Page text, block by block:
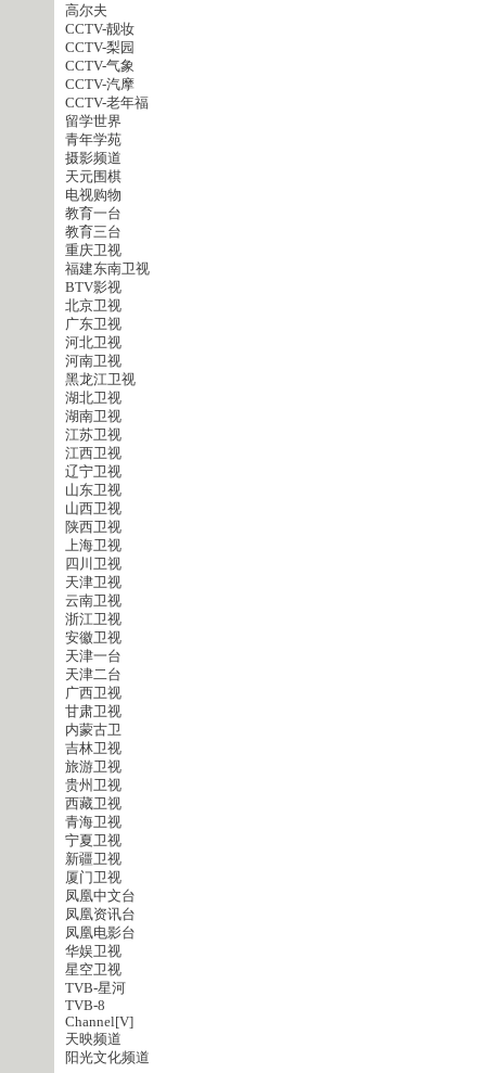
高尔夫
CCTV-靓妆
CCTV-梨园
CCTV-气象
CCTV-汽摩
CCTV-老年福
留学世界
青年学苑
摄影频道
天元围棋
电视购物
教育一台
教育三台
重庆卫视
福建东南卫视
BTV影视
北京卫视
广东卫视
河北卫视
河南卫视
黑龙江卫视
湖北卫视
湖南卫视
江苏卫视
江西卫视
辽宁卫视
山东卫视
山西卫视
陕西卫视
上海卫视
四川卫视
天津卫视
云南卫视
浙江卫视
安徽卫视
天津一台
天津二台
广西卫视
甘肃卫视
内蒙古卫
吉林卫视
旅游卫视
贵州卫视
西藏卫视
青海卫视
宁夏卫视
新疆卫视
厦门卫视
凤凰中文台
凤凰资讯台
凤凰电影台
华娱卫视
星空卫视
TVB-星河
TVB-8
Channel[V]
天映频道
阳光文化频道